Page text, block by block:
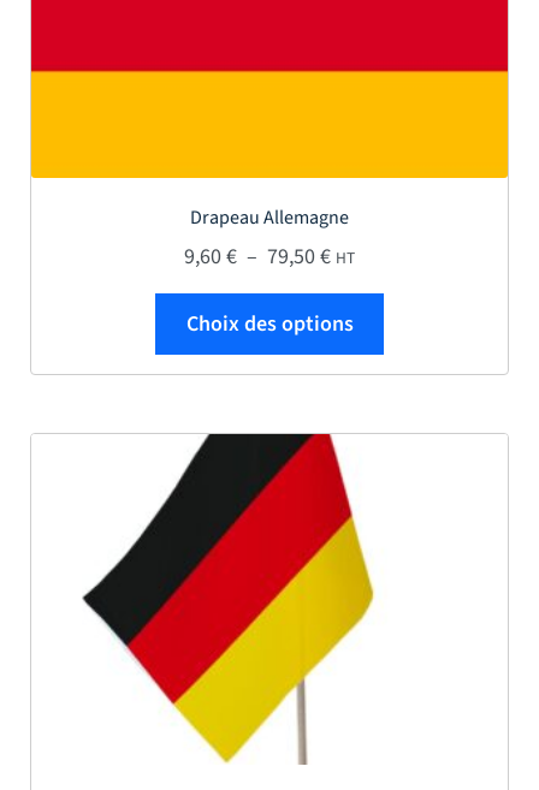
Drapeau Allemagne
9,60€ – 79,50€Plage de prix : 9,60 € à
HT
Choix des options